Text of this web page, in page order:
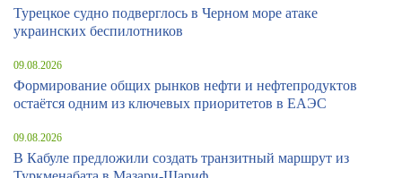
Турецкое судно подверглось в Черном море атаке
украинских беспилотников
09.08.2026
Формирование общих рынков нефти и нефтепродуктов
остаётся одним из ключевых приоритетов в ЕАЭС
09.08.2026
В Кабуле предложили создать транзитный маршрут из